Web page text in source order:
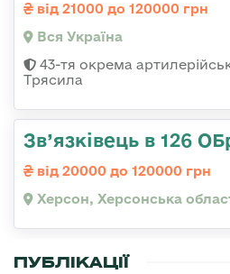
від 21000 до 120000 грн
Вся Україна
43-тя окрема
Трясила
Зв’язківець в 126
від 20000 до 120000 грн
Херсон, Херсонська
ПУБЛІКАЦІЇ